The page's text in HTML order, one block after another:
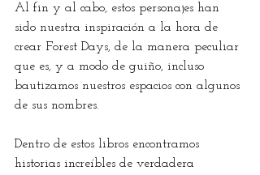
Al fin y al cabo, estos personajes han
sido nuestra inspiración a la hora de
crear Forest Days, de la manera peculiar
que es, y a modo de guiño, incluso
bautizamos nuestros espacios con algunos
de sus nombres.
Dentro de estos libros encontramos
historias increíbles de verdadera